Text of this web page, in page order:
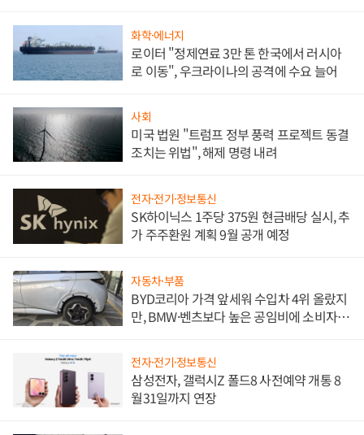
화학·에너지
로이터 "정제연료 3만 톤 한국에서 러시아
로 이동", 우크라이나의 공격에 수요 늘어
사회
미국 법원 "트럼프 정부 풍력 프로젝트 동결
조치는 위법", 해제 명령 내려
전자·전기·정보통신
SK하이닉스 1주당 375원 현금배당 실시, 추
가 주주환원 계획 9월 공개 예정
자동차·부품
BYD코리아 가격 앞세워 수입차 4위 올랐지
만, BMW·벤츠보다 높은 공임비에 소비자
전자·전기·정보통신
삼성전자, 갤럭시Z 폴드8 사전예약 개통 8
월31일까지 연장